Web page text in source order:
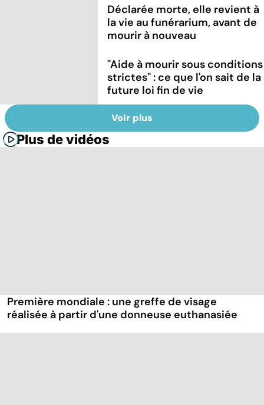
Déclarée morte, elle revient à
la vie au funérarium, avant de
mourir à nouveau
"Aide à mourir sous conditions
strictes" : ce que l'on sait de la
future loi fin de vie
Voir plus
Plus de vidéos
Première mondiale : une greffe de visage
réalisée à partir d'une donneuse euthanasiée